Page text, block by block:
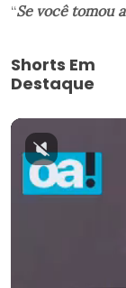
“Se você tomou
Shorts Em
Destaque